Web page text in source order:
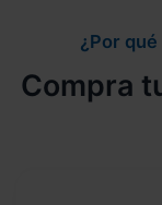
¿Por
Compra